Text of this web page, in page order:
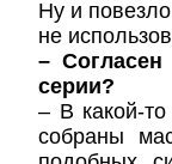
Ну и
не
–
серии?
– В какой-
собраны